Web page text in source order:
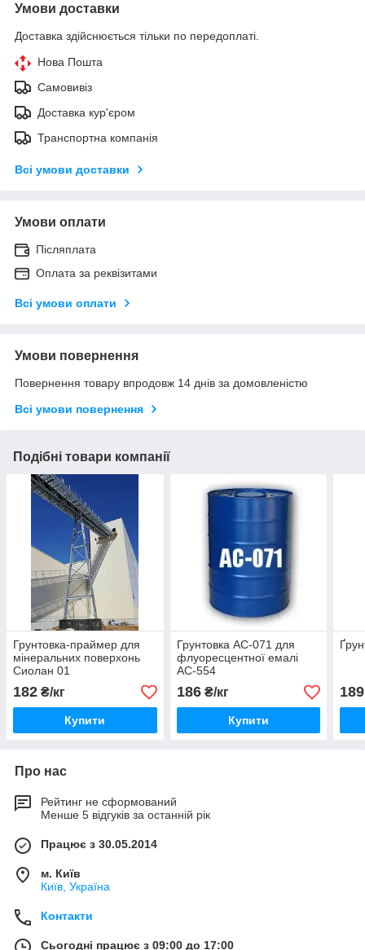
Умови доставки
Доставка здійснюється тільки по передоплаті.
Нова Пошта
Самовивіз
Доставка кур'єром
Транспортна компанія
Всі умови доставки
Умови оплати
Післяплата
Оплата за реквізитами
Всі умови оплати
Умови повернення
Повернення товару впродовж 14 днів за домовленістю
Всі умови повернення
Подібні товари компанії
Грунтовка-праймер для
мінеральних поверхонь
Сиолан 01
182 ₴/кг
Купити
Грунтовка АС-071 для
флуоресцентної емалі
АС-554
186₴/кг
Купити
189
Про нас
Рейтинг не сформований
Менше 5 відгуків за останній рік
Працює з 30.05.2014
м. Київ
Київ, Україна
Контакти
Сьогодні працює з 09:00 до 17:00